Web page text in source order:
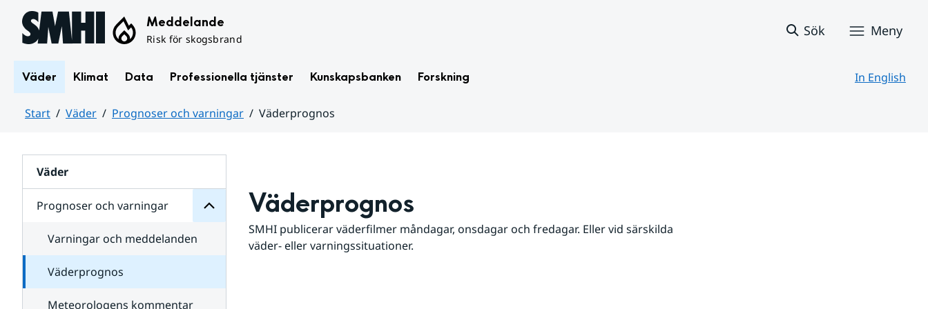
Hoppa till sidans innehåll Meddelande
Risk för skogsbrand
Sök Meny
Väder Klimat Data Professionella tjänster Kunskapsbanken Forskning In English
Start Väder Prognoser och varningar
Väderprognos
Väder
Prognoser och varningar
för
varningar
Varningar och meddelanden
Väderprognos
Meteorologens kommentar
Väderprognos
SMHI publicerar väderfilmer måndagar, onsdagar och fredagar. Eller vid särskilda
väder- eller varningssituationer.